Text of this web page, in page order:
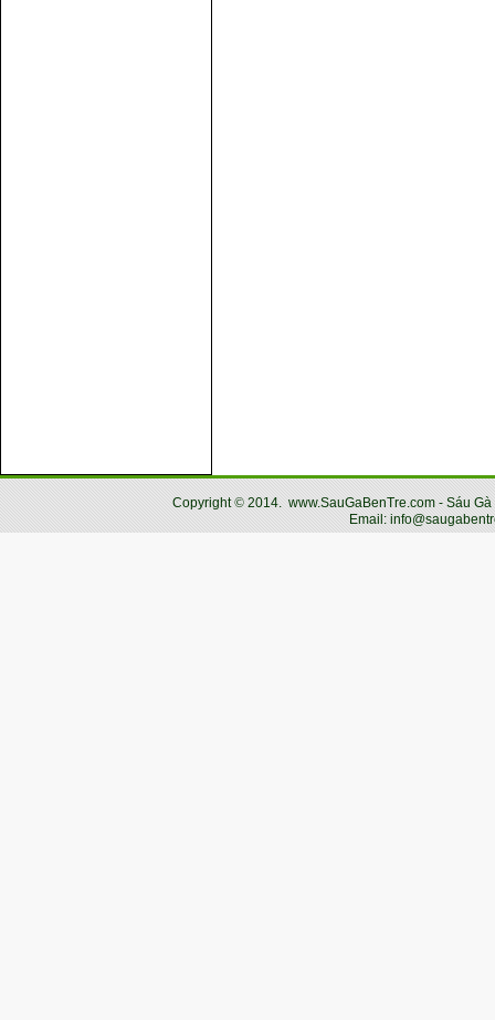
Copyright© 2014. www.SauGaBenTre.com - Sáu
Email: